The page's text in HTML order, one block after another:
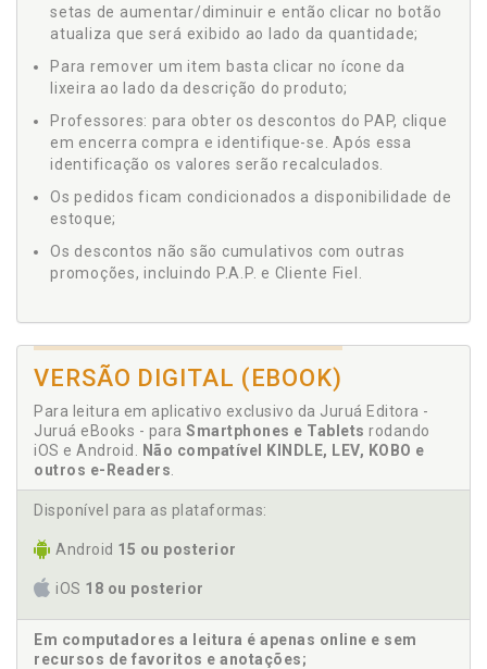
setas de aumentar/diminuir e então clicar no botão
atualiza que será exibido ao lado da quantidade;
Para remover um item basta clicar no ícone da
lixeira ao lado da descrição do produto;
Professores: para obter os descontos do PAP, clique
em encerra compra e identifique-se. Após essa
identificação os valores serão recalculados.
Os pedidos ficam condicionados a disponibilidade de
estoque;
Os descontos não são cumulativos com outras
promoções, incluindo P.A.P. e Cliente Fiel.
VERSÃO DIGITAL (EBOOK)
Para leitura em aplicativo exclusivo da Juruá Editora -
Juruá eBooks - para Smartphones e Tablets rodando
iOS e Android.
Não compatível KINDLE, LEV, KOBO e
outros e-Readers
Disponível para as plataformas:
Android 15 ou posterior
iOS 18 ou posterior
Em computadores a leitura é apenas online e sem
recursos de favoritos e anotações;